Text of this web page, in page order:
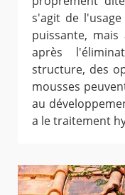
s'agit de
puissante,
après
structure, des
mousses
au
a le traitement